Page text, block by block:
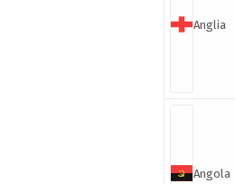
Anglia
Angola